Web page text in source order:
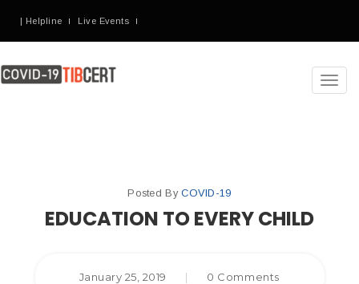
| Helpline Live Events
Posted ByCOVID-19
EDUCATION TO EVERY CHILD
January 25, 2019 | 0 Comments